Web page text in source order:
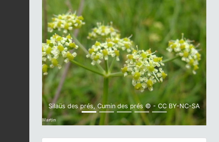
Silaüs des prés, Cumin des prés © - CC BY-NC-SA
Previous Next